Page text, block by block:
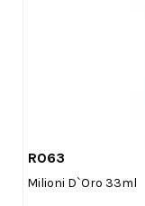
R063
Milioni D`Oro 33ml